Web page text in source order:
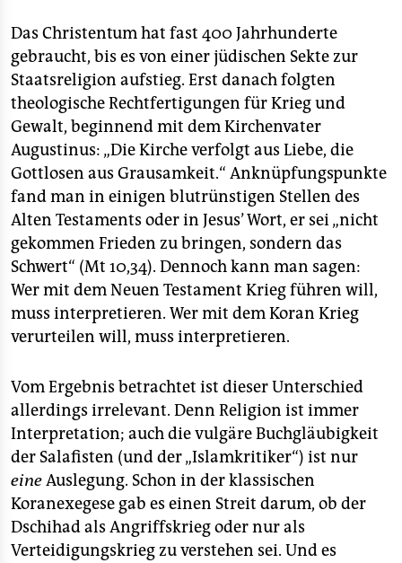
Das Christentum hat fast 400 Jahrhunderte
gebraucht, bis es von einer jüdischen Sekte zur
Staatsreligion aufstieg. Erst danach folgten
theologische Rechtfertigungen für Krieg und
Gewalt, beginnend mit dem Kirchenvater
Augustinus: „Die Kirche verfolgt aus Liebe, die
Gottlosen aus Grausamkeit.“ Anknüpfungspunkte
fand man in einigen blutrünstigen Stellen des
Alten Testaments oder in Jesus’ Wort, er sei „nicht
gekommen Frieden zu bringen, sondern das
Schwert“ (Mt 10,34). Dennoch kann man sagen:
Wer mit dem Neuen Testament Krieg führen will,
muss interpretieren. Wer mit dem Koran Krieg
verurteilen will, muss interpretieren.
Vom Ergebnis betrachtet ist dieser Unterschied
allerdings irrelevant. Denn Religion ist immer
Interpretation; auch die vulgäre Buchgläubigkeit
der Salafisten (und der „Islamkritiker“) ist nur
eineAuslegung. Schon in der klassischen
Koranexegese gab es einen Streit darum, ob der
Dschihad als Angriffskrieg oder nur als
Verteidigungskrieg zu verstehen sei. Und es